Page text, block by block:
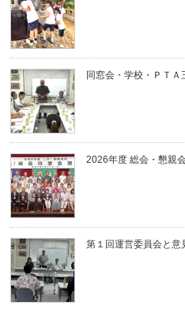
同窓会・学校・ＰＴＡ
2026年度 総会・懇親
第１回運営委員会と意